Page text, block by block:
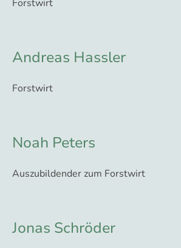
Forstwirt
Andreas Hassler
Forstwirt
Noah Peters
Auszubildender zum Forstwirt
Jonas Schröder